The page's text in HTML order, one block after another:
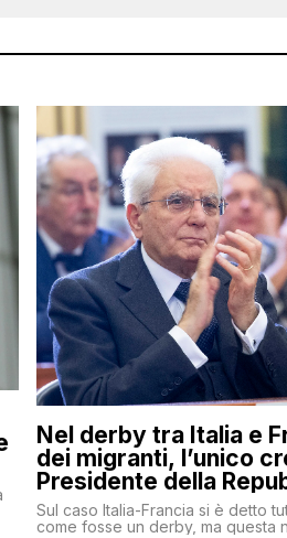
Nel derby tra Italia e
dei migranti, l’unico
Presidente della
Sul caso Italia-Francia si è detto
come fosse un derby, ma questa